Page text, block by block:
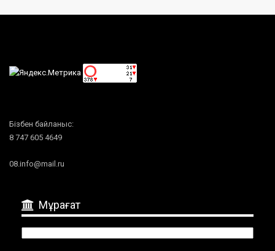
Бізбен байланыс:
8 747 605 4649
08.info@mail.ru
Мұрағат